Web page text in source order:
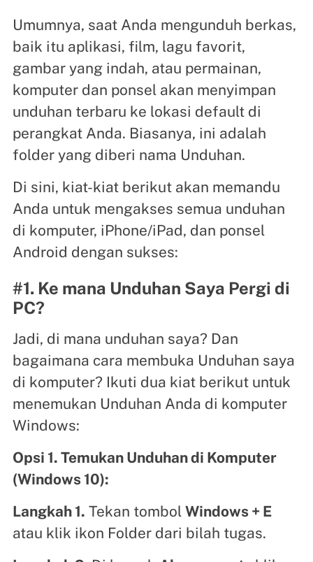
Umumnya, saat Anda mengunduh berkas,
baik itu aplikasi, film, lagu favorit,
gambar yang indah, atau permainan,
komputer dan ponsel akan menyimpan
unduhan terbaru ke lokasi default di
perangkat Anda. Biasanya, ini adalah
folder yang diberi nama Unduhan.
Di sini, kiat-kiat berikut akan memandu
Anda untuk mengakses semua unduhan
di komputer, iPhone/iPad, dan ponsel
Android dengan sukses:
#1. Ke mana Unduhan Saya Pergi di
PC?
Jadi, di mana unduhan saya? Dan
bagaimana cara membuka Unduhan saya
di komputer? Ikuti dua kiat berikut untuk
menemukan Unduhan Anda di komputer
Windows:
Opsi 1. Temukan Unduhan di Komputer
(Windows 10):
Langkah 1. Tekan tombol Windows + E
atau klik ikon Folder dari bilah tugas.